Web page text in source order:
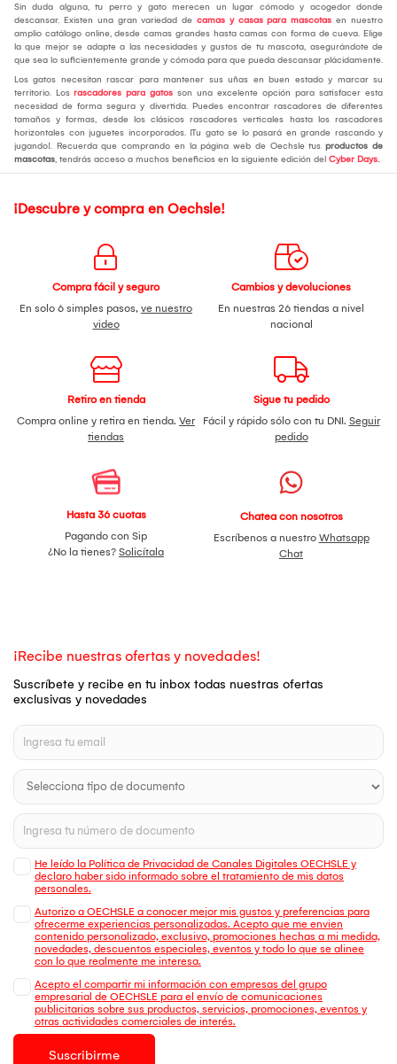
Sin duda alguna, tu perro y gato merecen un lugar cómodo y acogedor donde
descansar. Existen una gran variedad de camas y casas para mascotas en nuestro
amplio catálogo online, desde camas grandes hasta camas con forma de cueva. Elige
la que mejor se adapte a las necesidades y gustos de tu mascota, asegurándote de
que sea lo suficientemente grande y cómoda para que pueda descansar plácidamente.
Los gatos necesitan rascar para mantener sus uñas en buen estado y marcar su
territorio. Los rascadores para gatos son una excelente opción para satisfacer esta
necesidad de forma segura y divertida. Puedes encontrar rascadores de diferentes
tamaños y formas, desde los clásicos rascadores verticales hasta los rascadores
horizontales con juguetes incorporados. ¡Tu gato se lo pasará en grande rascando y
jugando!. Recuerda que comprando en la página web de Oechsle tus productos de
mascotas, tendrás acceso a muchos beneficios en la siguiente edición del Cyber Days.
¡Descubre y compra en Oechsle!
Compra fácil y seguro
En solo 6 simples pasos, ve nuestro
video
Cambios y devoluciones
En nuestras 26 tiendas a nivel
nacional
Retiro en tienda
Compra online y retira en tienda. Ver
tiendas
Sigue tu pedido
Fácil y rápido sólo con tu DNI. Seguir
pedido
Hasta 36 cuotas
Pagando con Sip
¿No la tienes? Solicítala
Chatea con nosotros
Escríbenos a nuestro Whatsapp
Chat
¡Recibe nuestras ofertas y novedades!
Suscríbete y recibe en tu inbox todas nuestras ofertas
exclusivas y novedades
He leído la Política de Privacidad de Canales Digitales OECHSLE y
declaro haber sido informado sobre el tratamiento de mis datos
personales.
Autorizo a OECHSLE a conocer mejor mis gustos y preferencias para
ofrecerme experiencias personalizadas. Acepto que me envien
contenido personalizado, exclusivo, promociones hechas a mi medida,
novedades, descuentos especiales, eventos y todo lo que se alinee
con lo que realmente me interesa.
Acepto el compartir mi información con empresas del grupo
empresarial de OECHSLE para el envío de comunicaciones
publicitarias sobre sus productos, servicios, promociones, eventos y
otras actividades comerciales de interés.
Suscribirme